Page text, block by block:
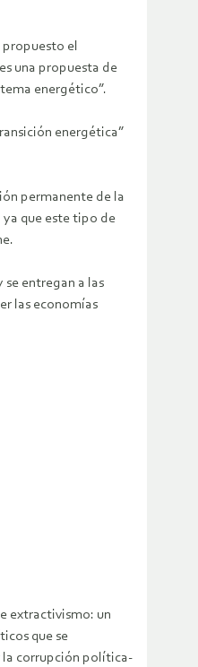
el
una propuesta de
energético”.
energética”
permanente de la
que este tipo de
entregan a las
las economías
extractivismo: un
que se
la corrupción política-